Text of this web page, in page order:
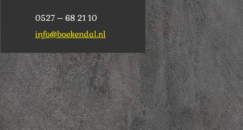
0527 – 68 21 10
info@boekendal.nl